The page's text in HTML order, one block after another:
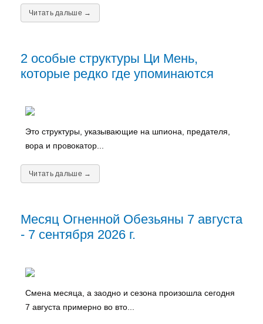
Читать дальше →
2 особые структуры Ци Мень,
которые редко где упоминаются
Это структуры, указывающие на шпиона, предателя,
вора и провокатор...
Читать дальше →
Месяц Огненной Обезьяны 7 августа
- 7 сентября 2026 г.
Смена месяца, а заодно и сезона произошла сегодня
7 августа примерно во вто...